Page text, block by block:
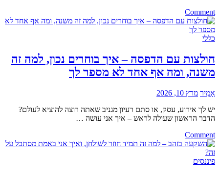
לדעת
(בלי
Comment
on
איך
קטנים
יכול
להכפיל
המכירות
שלך
ב-2026
כללי
חולצות עם הדפסה – איך בוחרים נכון, למה זה
משנה, ומה אף אחד לא מספר לך
אָמִיר מרץ 10, 2026
יש לך אירוע, עסק, או סתם רעיון מגניב שאתה רוצה להוציא לעולם?
הדבר הראשון שעולה לראש – איך אני עושה …
Comment
on
חולצות
פיננסים